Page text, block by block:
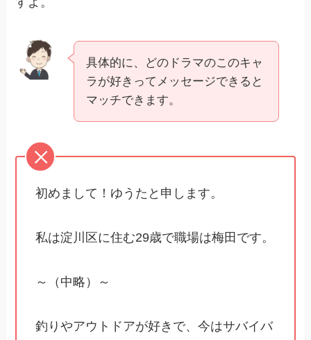
具体的に、どのドラマのこのキャ
ラが好きってメッセージできると
マッチできます。
初めまして！ゆうたと申します。
私は淀川区に住む29歳で職場は梅田です。
～（中略）～
釣りやアウトドアが好きで、今はサバイバ